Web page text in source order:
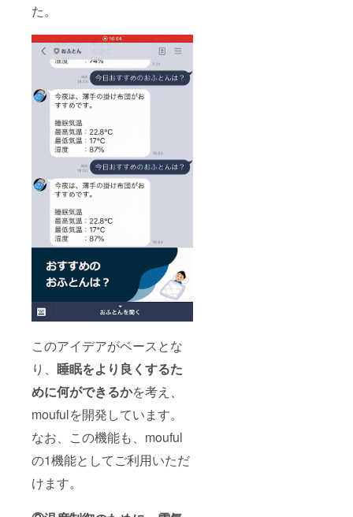
た。
このアイデアがベースとな
り、 睡眠をより良くするた
めに何ができるかを考え、
moufulを開発しています。
なお、この機能も、mouful
の1機能としてご利用いただ
けます。